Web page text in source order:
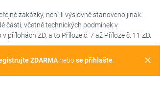
zakázky, není-li výslovně stanoveno jinak.
části, včetně technických podmínek v
ZD, a to Příloze č. 7 až Příloze č. 11 ZD.
clear
ZDARMAnebose přihlašte.